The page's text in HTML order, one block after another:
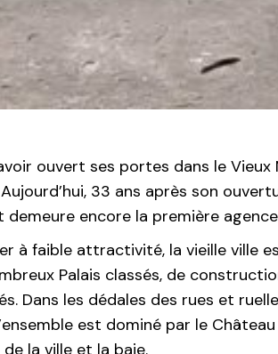
ouvert ses portes dans le Vieux
33 ans après son
demeure encore la première
à faible attractivité, la vieille ville
Palais classés, de
Dans les dédales des rues et
est dominé par le
la ville et la baie.